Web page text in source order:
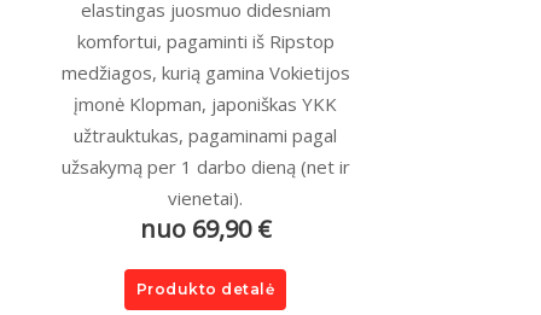
elastingas juosmuo didesniam
komfortui, pagaminti iš Ripstop
medžiagos, kurią gamina Vokietijos
įmonė Klopman, japoniškas YKK
užtrauktukas, pagaminami pagal
užsakymą per 1 darbo dieną (net ir
vienetai).
nuo 69,90 €
Produkto detalė